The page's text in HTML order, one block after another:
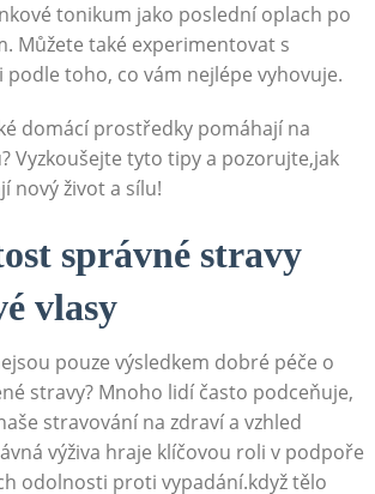
tonikum jako poslední oplach po
Můžete také experimentovat s
toho, co vám nejlépe vyhovuje.
domácí prostředky ⁢pomáhají na
Vyzkoušejte tyto tipy a pozorujte,jak
nový život a sílu!
správné stravy
⁣vlasy
pouze výsledkem dobré péče⁤ o
stravy? ⁢Mnoho lidí často⁣ podceňuje,
stravování ⁣na zdraví a‍ vzhled
‍výživa hraje klíčovou roli v podpoře
odolnosti proti vypadání.když​ tělo